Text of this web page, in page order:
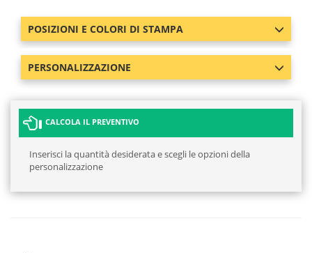
POSIZIONI E COLORI DI STAMPA
PERSONALIZZAZIONE
CALCOLA IL PREVENTIVO
Inserisci la quantità desiderata e scegli le opzioni della
personalizzazione